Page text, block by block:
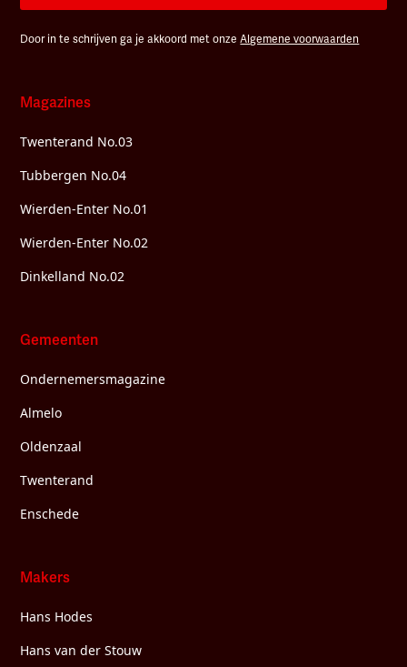
Door in te schrijven ga je akkoord met onzeAlgemene voorwaarden
Magazines
Twenterand No.03
Tubbergen No.04
Wierden-Enter No.01
Wierden-Enter No.02
Dinkelland No.02
Gemeenten
Ondernemersmagazine
Almelo
Oldenzaal
Twenterand
Enschede
Makers
Hans Hodes
Hans van der Stouw